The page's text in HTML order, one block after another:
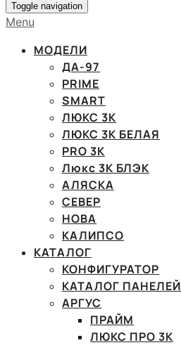
Toggle navigation
Menu
МОДЕЛИ
ДА-97
PRIME
SMART
ЛЮКС 3К
ЛЮКС 3К БЕЛАЯ
PRO 3K
Люкс 3К БЛЭК
АЛЯСКА
СЕВЕР
НОВА
КАЛИПСО
КАТАЛОГ
КОНФИГУРАТОР
КАТАЛОГ ПАНЕЛЕЙ
АРГУС
ПРАЙМ
ЛЮКС ПРО 3К